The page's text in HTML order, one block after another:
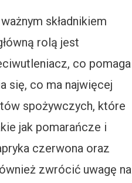
składnikiem
rolą jest
co pomaga
się, co ma najwięcej
spożywczych, które
jak pomarańcze i
czerwona oraz
zwrócić uwagę na